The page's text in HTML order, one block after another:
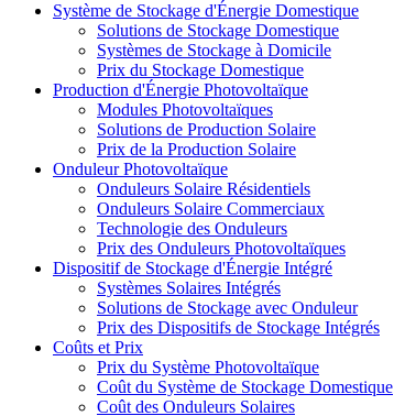
Système de Stockage d'Énergie Domestique
Solutions de Stockage Domestique
Systèmes de Stockage à Domicile
Prix du Stockage Domestique
Production d'Énergie Photovoltaïque
Modules Photovoltaïques
Solutions de Production Solaire
Prix de la Production Solaire
Onduleur Photovoltaïque
Onduleurs Solaire Résidentiels
Onduleurs Solaire Commerciaux
Technologie des Onduleurs
Prix des Onduleurs Photovoltaïques
Dispositif de Stockage d'Énergie Intégré
Systèmes Solaires Intégrés
Solutions de Stockage avec Onduleur
Prix des Dispositifs de Stockage Intégrés
Coûts et Prix
Prix du Système Photovoltaïque
Coût du Système de Stockage Domestique
Coût des Onduleurs Solaires